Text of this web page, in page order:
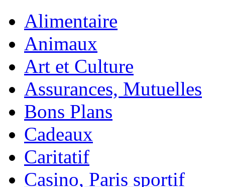
Alimentaire
Animaux
Art et Culture
Assurances, Mutuelles
Bons Plans
Cadeaux
Caritatif
Casino, Paris sportif